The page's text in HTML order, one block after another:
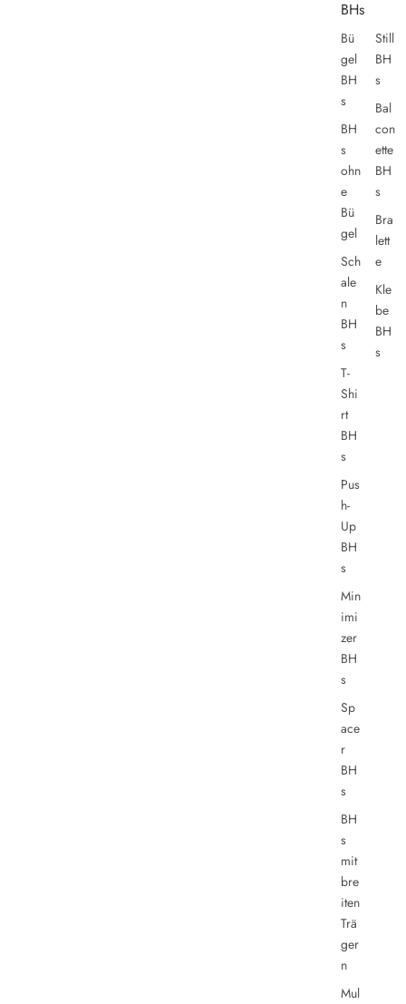
BHs
Bü
gel
BH
s
BH
s
ohn
e
Bü
gel
Sch
ale
n
BH
s
T-
Shi
rt
BH
s
Pus
h-
Up
BH
s
Min
imi
zer
BH
s
Sp
ace
r
BH
s
BH
s
mit
bre
iten
Trä
ger
n
Mul
Still
BH
s
Bal
con
ette
BH
s
Bra
lett
e
Kle
be
BH
s